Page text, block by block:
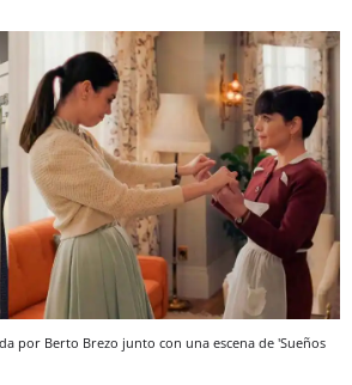
por Berto Brezo junto con una escena de 'Sueños